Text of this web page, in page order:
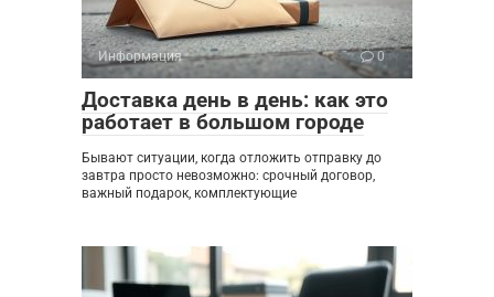
Информация 0
Доставка день в день: как это
работает в большом городе
Бывают ситуации, когда отложить отправку до
завтра просто невозможно: срочный договор,
важный подарок, комплектующие